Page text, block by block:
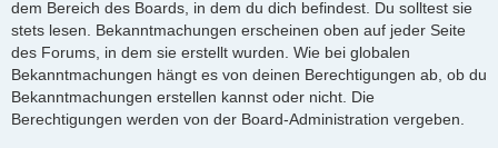
dem Bereich des Boards, in dem du dich befindest. Du solltest sie
stets lesen. Bekanntmachungen erscheinen oben auf jeder Seite
des Forums, in dem sie erstellt wurden. Wie bei globalen
Bekanntmachungen hängt es von deinen Berechtigungen ab, ob du
Bekanntmachungen erstellen kannst oder nicht. Die
Berechtigungen werden von der Board-Administration vergeben.